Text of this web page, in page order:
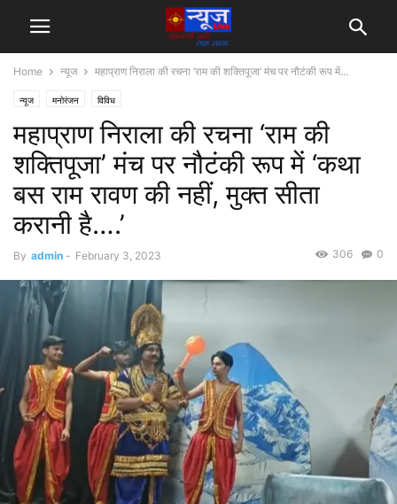
Home न्यूज महाप्राण निराला की रचना ‘राम की शक्तिपूजा’ मंच पर नौटंकी रूप में...
न्यूज मनोरंजन विविध
महाप्राण निराला की रचना ‘राम की
शक्तिपूजा’ मंच पर नौटंकी रूप में ‘कथा
बस राम रावण की नहीं, मुक्त सीता
करानी है….’
By admin - February 3, 2023 0
306